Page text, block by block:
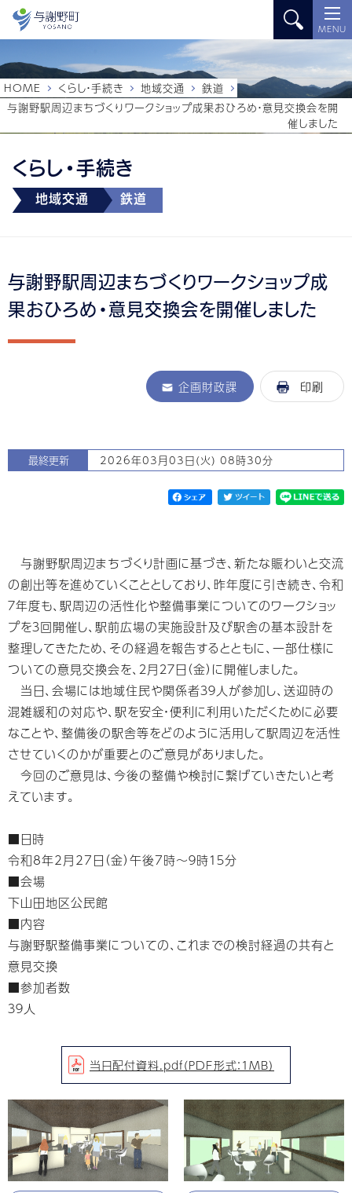
MENU
くらし・手続き
地域交通 鉄道
HOME くらし・手続き 地域交通
鉄道
与謝野駅周辺まちづくりワークショップ成果おひろめ・意見交換会を開
催しました
与謝野駅周辺まちづくりワークショップ成
果おひろめ・意見交換会を開催しました
企画財政課 印刷
最終更新 2026年03月03日(火) 08時30分
与謝野駅周辺まちづくり計画に基づき、新たな賑わいと交流
の創出等を進めていくこととしており、昨年度に引き続き、令和
７年度も、駅周辺の活性化や整備事業についてのワークショッ
プを３回開催し、駅前広場の実施設計及び駅舎の基本設計を
整理してきたため、その経過を報告するとともに、一部仕様に
ついての意見交換会を、２月２７日（金）に開催しました。
当日、会場には地域住民や関係者３９人が参加し、送迎時の
混雑緩和の対応や、駅を安全・便利に利用いただくために必要
なことや、整備後の駅舎等をどのように活用して駅周辺を活性
させていくのかが重要とのご意見がありました。
今回のご意見は、今後の整備や検討に繋げていきたいと考
えています。
■日時
令和8年2月27日（金）午後7時～９時１５分
■会場
下山田地区公民館
■内容
与謝野駅整備事業についての、これまでの検討経過の共有と
意見交換
■参加者数
３９人
当日配付資料.pdf（PDF形式：1MB）